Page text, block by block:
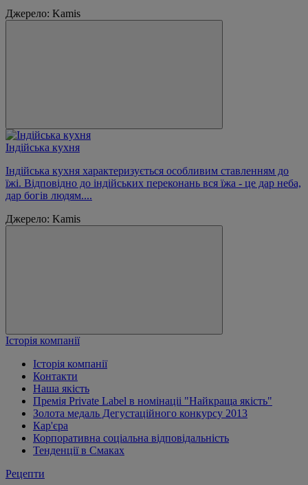
Джерело: Kamis
Індійська кухня
Індійська кухня характеризується особливим ставленням до
їжі. Відповідно до індійських переконань вся їжа - це дар неба,
дар богів людям....
Джерело: Kamis
Історія компанії
Історія компанії
Контакти
Наша якість
Премія Private Label в номінаціі "Найкраща якість"
Золота медаль Дегустаційного конкурсу 2013
Кар'єра
Корпоративна соціальна відповідальність
Тенденції в Смаках
Рецепти